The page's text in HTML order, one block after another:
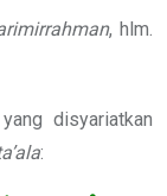
, hlm.
disyariatkan
: